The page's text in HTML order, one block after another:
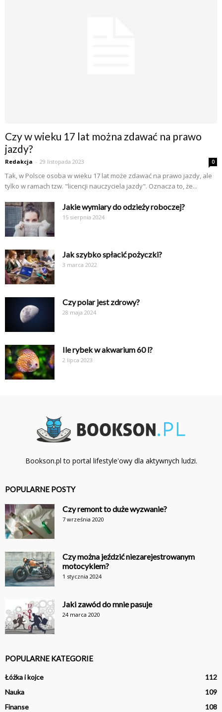
Czy w wieku 17 lat można zdawać na prawo
jazdy?
Redakcja - 29 listopada 2023 0
Tak, w Polsce osoba w wieku 17 lat może zdawać na prawo jazdy, ale
tylko w ramach tzw. "licencji nauczyciela jazdy". Oznacza to, że...
Jakie wymiary do odzieży roboczej?
15 sierpnia 2024
Jak szybko spłacić pożyczki?
3 marca 2022
Czy polar jest zdrowy?
28 maja 2024
Ile rybek w akwarium 60 l?
2 lipca 2023
Bookson.pl to portal lifestyle'owy dla aktywnych ludzi.
POPULARNE POSTY
Czy remont to duże wyzwanie?
7 września 2020
Czy można jeździć niezarejestrowanym
motocyklem?
1 stycznia 2024
Jaki zawód do mnie pasuje
24 marca 2020
POPULARNE KATEGORIE
Łóżka i kojce
112
Nauka
109
Finanse
108